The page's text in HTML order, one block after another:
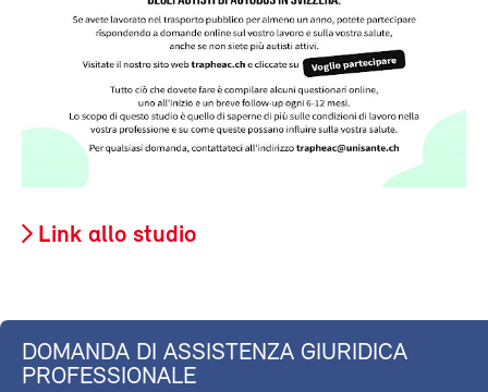
Link allo studio
DOMANDA DI ASSISTENZA GIURIDICA
PROFESSIONALE